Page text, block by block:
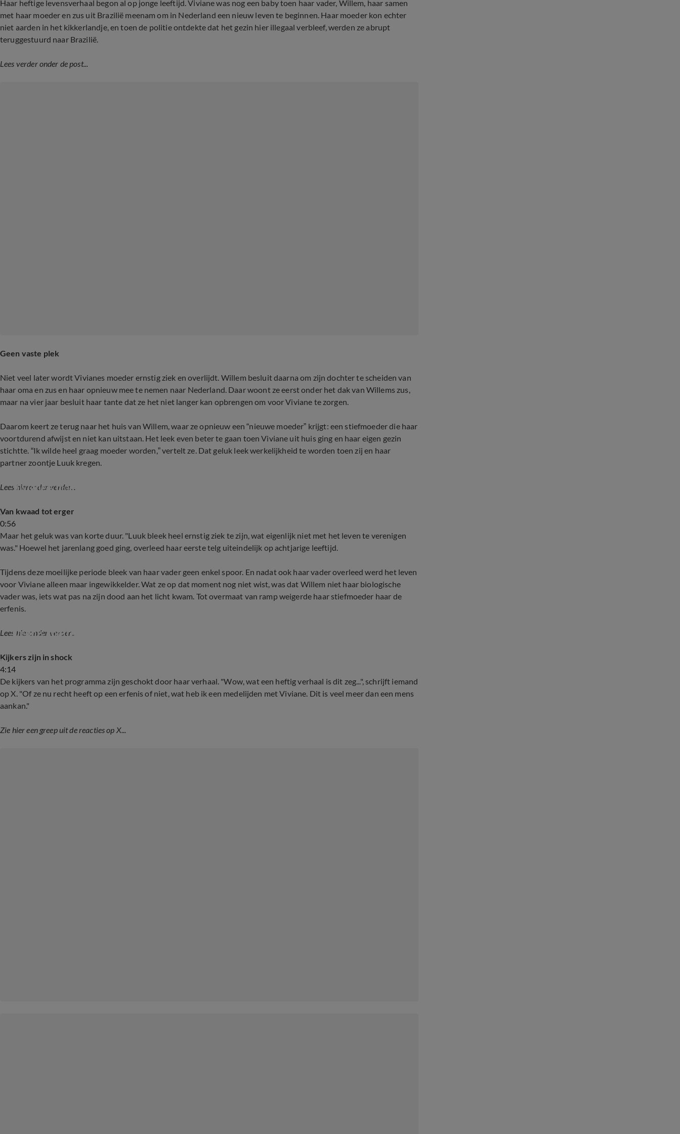
Haar heftige levensverhaal begon al op jonge leeftijd. Viviane was nog een baby toen haar vader, Willem, haar samen
met haar moeder en zus uit Brazilië meenam om in Nederland een nieuw leven te beginnen. Haar moeder kon echter
niet aarden in het kikkerlandje, en toen de politie ontdekte dat het gezin hier illegaal verbleef, werden ze abrupt
teruggestuurd naar Brazilië.
Lees verder onder de post...
Geen vaste plek
Niet veel later wordt Vivianes moeder ernstig ziek en overlijdt. Willem besluit daarna om zijn dochter te scheiden van
haar oma en zus en haar opnieuw mee te nemen naar Nederland. Daar woont ze eerst onder het dak van Willems zus,
maar na vier jaar besluit haar tante dat ze het niet langer kan opbrengen om voor Viviane te zorgen.
Daarom keert ze terug naar het huis van Willem, waar ze opnieuw een “nieuwe moeder” krijgt: een stiefmoeder die haar
voortdurend afwijst en niet kan uitstaan. Het leek even beter te gaan toen Viviane uit huis ging en haar eigen gezin
stichtte. “Ik wilde heel graag moeder worden,” vertelt ze. Dat geluk leek werkelijkheid te worden toen zij en haar
partner zoontje Luuk kregen.
Lees hieronder verder...
0:56
Viviane's biologische moeder was een prostituee (Waar Is Mijn Erfenis)
Van kwaad tot erger
Maar het geluk was van korte duur. "Luuk bleek heel ernstig ziek te zijn, wat eigenlijk niet met het leven te verenigen
was." Hoewel het jarenlang goed ging, overleed haar eerste telg uiteindelijk op achtjarige leeftijd.
Tijdens deze moeilijke periode bleek van haar vader geen enkel spoor. En nadat ook haar vader overleed werd het leven
voor Viviane alleen maar ingewikkelder. Wat ze op dat moment nog niet wist, was dat Willem niet haar biologische
vader was, iets wat pas na zijn dood aan het licht kwam. Tot overmaat van ramp weigerde haar stiefmoeder haar de
erfenis.
Lees hieronder verder...
4:14
Dennis confronteert familie over Viviane's erfenis (Waar Is Mijn Erfenis)
Kijkers zijn in shock
De kijkers van het programma zijn geschokt door haar verhaal. "Wow, wat een heftig verhaal is dit zeg...", schrijft iemand
op X. "Of ze nu recht heeft op een erfenis of niet, wat heb ik een medelijden met Viviane. Dit is veel meer dan een mens
aankan."
Zie hier een greep uit de reacties op X...